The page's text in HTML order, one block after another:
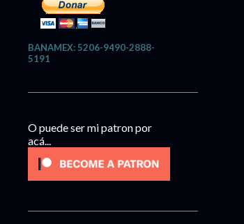
BANAMEX: 5206-9490-2888-
5191
O puede ser mi patron por
acá...